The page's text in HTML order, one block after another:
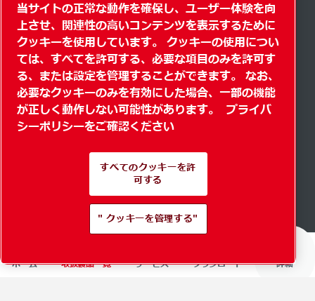
ホーム 取扱製品一覧 サービス ダウンロード 詳細
オンラインショップ
排気計算ツール
サウンドアナライザー
法律およびプライバシーに関する通知
インプリント
内部告発者の保護
サプライヤー（供給業者）
お問い合わせ
当サイトの正常な動作を確保し、ユーザー体験を向
上させ、関連性の高いコンテンツを表示するために
クッキーを使用しています。 クッキーの使用につい
ては、すべてを許可する、必要な項目のみを許可す
る、または設定を管理することができます。 なお、
必要なクッキーのみを有効にした場合、一部の機能
が正しく動作しない可能性があります。
プライバ
シーポリシーをご確認ください
すべてのクッキーを許
可する
" クッキーを管理する"